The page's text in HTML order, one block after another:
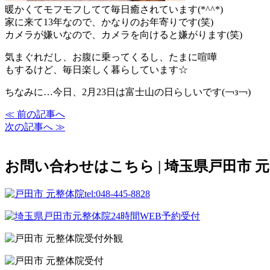
暖かくてモフモフしてて毎日癒されています(*^^*)
家に来て13年なので、かなりのお年寄りです(笑)
カメラが嫌いなので、カメラを向けると嫌がります(笑)
気まぐれだし、お腹に乗ってくるし、たまに喧嘩
もするけど、毎日楽しく暮らしています☆
ちなみに…今日、2月23日は富士山の日らしいです(￢з￢)
≪ 前の記事へ
次の記事へ ≫
お問い合わせはこちら | 埼玉県戸田市